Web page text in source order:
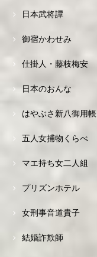
日本武将譚
御宿かわせみ
仕掛人・藤枝梅安
日本のおんな
はやぶさ新八御用帳
五人女捕物くらべ
マエ持ち女二人組
プリズンホテル
女刑事音道貴子
結婚詐欺師